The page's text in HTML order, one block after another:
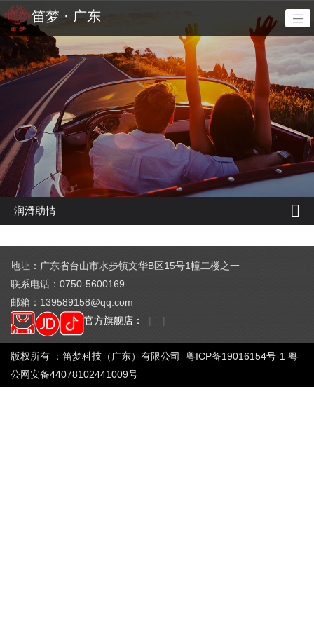
笛梦 · 广东
润滑助情
男用延时
女用快感系列
男用健慰器
女用健慰器
地址：广东省台山市水步镇文华B区15号1幢二楼之一
联系电话：0750-5600169
邮箱：139589158@qq.com
官方旗舰店：
| |
版权所有 ：笛梦科技（广东）有限公司 粤ICP备19016154号-1 粤
公网安备44078102441009号